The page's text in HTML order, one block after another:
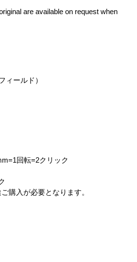
are available on request when
ィールド）
回転=2クリック
購入が必要となります。